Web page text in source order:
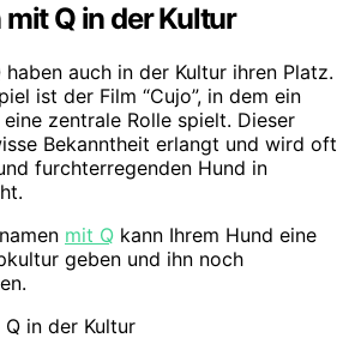
Q in der Kultur
auch in der Kultur ihren Platz.
ist der Film “Cujo”, in dem ein
zentrale Rolle spielt. Dieser
Bekanntheit erlangt und wird oft
furchterregenden Hund in
mit Q kann Ihrem Hund eine
geben und ihn noch